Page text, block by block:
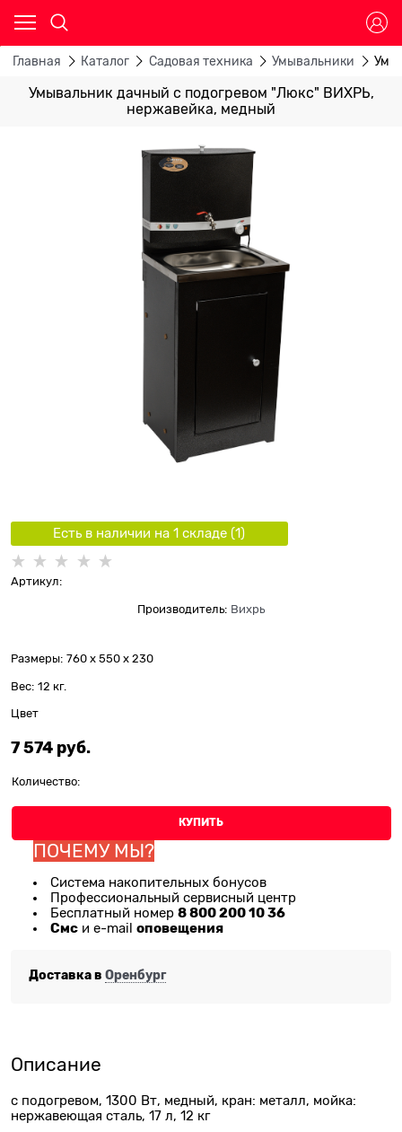
Главная Каталог Садовая техника Умывальники
Умывальник дачный с подогревом "Люкс" ВИХРЬ,
нержавейка, медный
Есть в наличии на 1 складe (1)
Артикул:
Производитель: Вихрь
Размеры: 760 x 550 x 230
Вес: 12 кг.
Цвет
7 574 руб.
Количество:
КУПИТЬ
ПОЧЕМУ МЫ?
Система накопительных бонусов
Профессиональный сервисный центр
Бесплатный номер 8 800 200 10 36
Смс и e-mail оповещения
Доставка в Оренбург
Описание
с подогревом, 1300 Вт, медный, кран: металл, мойка:
нержавеющая сталь, 17 л, 12 кг